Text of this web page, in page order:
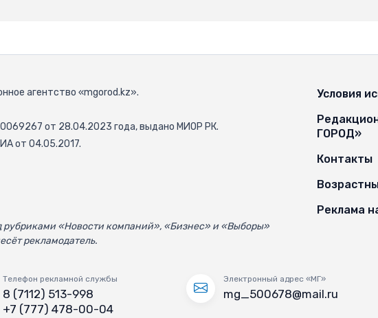
агентство «mgorod.kz».
от 28.04.2023 года, выдано МИОР РК.
от 04.05.2017.
«Новости компаний», «Бизнес» и «Выборы»
рекламодатель.
Условия
ГОРОД»
Контакты
Реклама
Телефон рекламной службы
8 (7112) 513-998
+7 (777) 478-00-04
Электронный адрес «МГ»
mg_500678@mail.ru